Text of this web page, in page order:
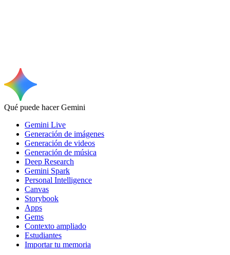
Qué puede hacer Gemini
Gemini Live
Generación de imágenes
Generación de videos
Generación de música
Deep Research
Gemini Spark
Personal Intelligence
Canvas
Storybook
Apps
Gems
Contexto ampliado
Estudiantes
Importar tu memoria